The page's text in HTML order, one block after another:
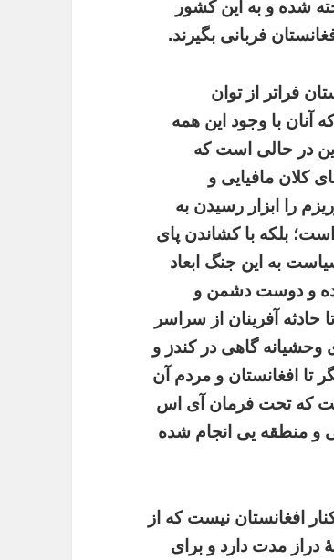
شده و به این کشور
فربانی بگیرند.
فراتر از توان
آنان با وجود این همه
در حالی است که
کلان مافیایی و
را ابزار رسیدن به
بلکه با کشاندن پای
به این جنگ ابعاد
و دوست دشمن و
آفرینان از سراسر
وحشیانه گاهی در کندز و
تا افغانستان و مردم آن
که تحت فرمان آی اس
و منطقه یی انجام شده
افغانستان نیست که از
دراز مدت دارد و برای